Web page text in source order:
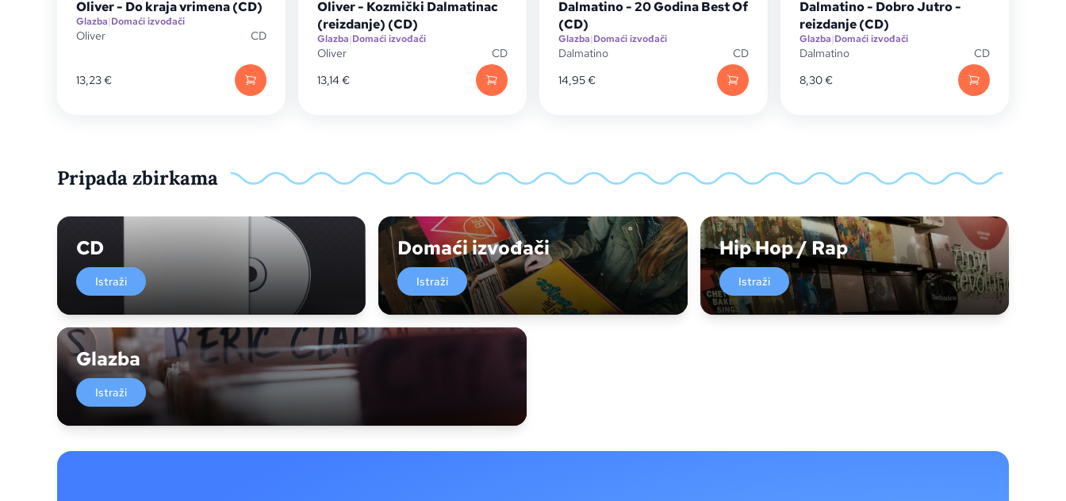
Oliver - Do kraja vrimena (CD)
Glazba|Domaći izvođači
Oliver CD
13,23€
Oliver - Kozmički Dalmatinac
(reizdanje) (CD)
Glazba|Domaći izvođači
Oliver
CD
13,14 €
Dalmatino - 20 Godina Best Of
(CD)
Glazba|Domaći izvođači
Dalmatino
CD
14,95€
Dalmatino - Dobro Jutro -
reizdanje (CD)
Glazba|Domaći izvođači
Dalmatino
CD
8,30€
Pripada zbirkama
CD
Istraži
Domaći izvođači
Istraži
Hip Hop / Rap
Istraži
Glazba
Istraži